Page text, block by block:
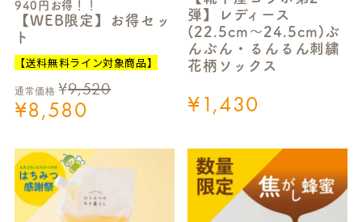
940円お得！！
【WEB限定】お得セッ
ト
【送料無料ライン対象商品】
通常価格 ¥9,520
¥8,580
弾】レディース
(22.5cm～24.5cm)ぶ
んぶん・るんるん刺繍
花柄ソックス
¥1,430